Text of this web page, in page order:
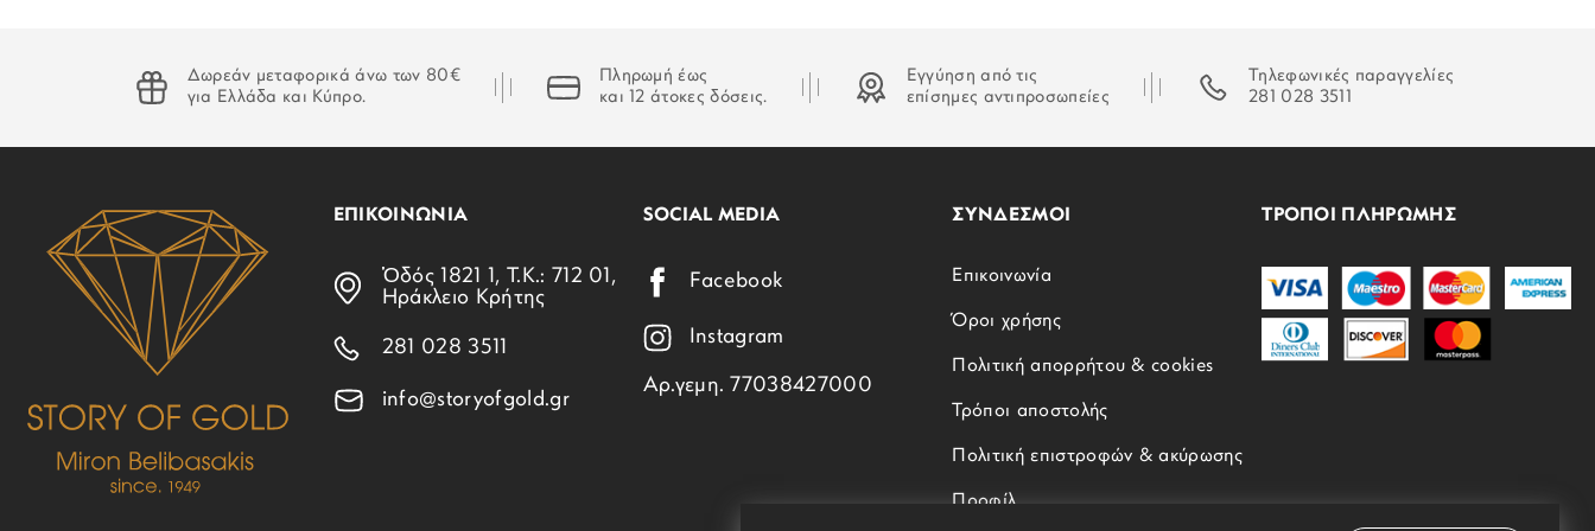
Δωρεάν μεταφορικά άνω των 80€
για Ελλάδα και Κύπρο.
Πληρωμή έως
και 12 άτοκες δόσεις.
Εγγύηση από τις
επίσημες αντιπροσωπείες
Τηλεφωνικές παραγγελίες
281 028 3511
ΕΠΙΚΟΙΝΩΝΙΑ
Ὁδός 1821 1, Τ.Κ.: 712 01,
Ηράκλειο Κρήτης
281 028 3511
info@storyofgold.gr
SOCIAL MEDIA
Facebook
Instagram
Αρ.γεμη. 77038427000
ΣΥΝΔΕΣΜΟΙ
Επικοινωνία
Όροι χρήσης
Πολιτική απορρήτου & cookies
Τρόποι αποστολής
Πολιτική επιστροφών & ακύρωσης
Προφίλ
ΤΡΟΠΟΙ ΠΛΗΡΩΜΗΣ